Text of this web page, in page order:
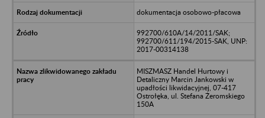
dokumentacja osobowo-płacowa
992700/610A/14/2011/SAK;
992700/611/194/2015-SAK, UNP:
2017-00314138
MISZMASZ Handel Hurtowy i
Detaliczny Marcin Jankowski w
upadłości likwidacyjnej, 07-417
Ostrołęka, ul. Stefana Żeromskiego
150A